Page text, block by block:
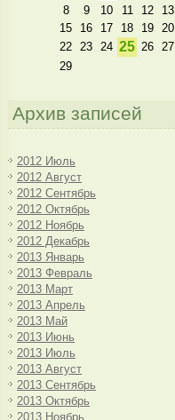
8
9 10 11 12 13
15
16 17 18 19 20
22
23 24 25 26 27
29
Архив записей
2012 Июль
2012 Август
2012 Сентябрь
2012 Октябрь
2012 Ноябрь
2012 Декабрь
2013 Январь
2013 Февраль
2013 Март
2013 Апрель
2013 Май
2013 Июнь
2013 Июль
2013 Август
2013 Сентябрь
2013 Октябрь
2013 Ноябрь